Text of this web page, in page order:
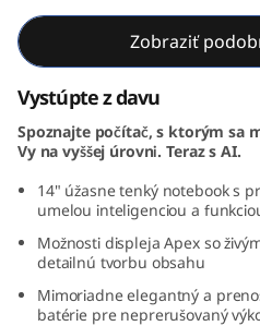
n
1
0
1
4
Zobraziť
Vystúpte z davu
Spoznajte počítač, s ktorým sa
Vy na vyššej úrovni. Teraz s AI.
14" úžasne tenký notebook s
umelou inteligenciou a
Možnosti displeja Apex so
detailnú tvorbu obsahu
Mimoriadne elegantný a
batérie pre neprerušovaný